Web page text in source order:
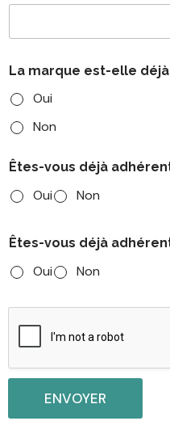
La marque est-elle
Oui
Non
Êtes-vous déjà adhérent
Oui Non
Êtes-vous déjà
Oui Non
ENVOYER